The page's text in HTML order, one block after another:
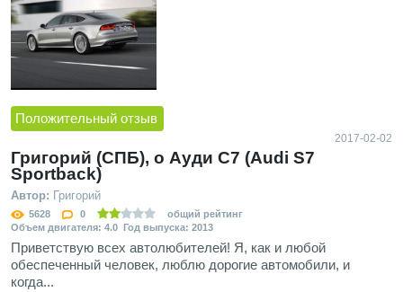
Положительный отзыв
2017-02-02
Григорий (СПБ), о Ауди С7 (Audi S7
Sportback)
Автор: Григорий
5628 0
общий рейтинг
Объем двигателя: 4.0 Год выпуска: 2013
Приветствую всех автолюбителей! Я, как и любой
обеспеченный человек, люблю дорогие автомобили, и
когда...